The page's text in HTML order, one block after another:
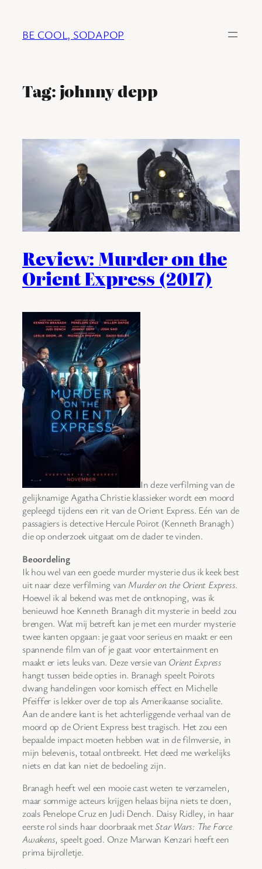
BE COOL, SODAPOP
Tag:johnny depp
Review: Murder on the
Orient Express (2017)
In deze verfilming van de
gelijknamige Agatha Christie klassieker wordt een moord
gepleegd tijdens een rit van de Orient Express. Eén van de
passagiers is detective Hercule Poirot (Kenneth Branagh)
die op onderzoek uitgaat om de dader te vinden.
Beoordeling
Ik hou wel van een goede murder mysterie dus ik keek best
uit naar deze verfilming van Murder on the Orient Express.
Hoewel ik al bekend was met de ontknoping, was ik
benieuwd hoe Kenneth Branagh dit mysterie in beeld zou
brengen. Wat mij betreft kan je met een murder mysterie
twee kanten opgaan: je gaat voor serieus en maakt er een
spannende film van of je gaat voor entertainment en
maakt er iets leuks van. Deze versie van Orient Express
hangt tussen beide opties in. Branagh speelt Poirots
dwang handelingen voor komisch effect en Michelle
Pfeiffer is lekker over de top als Amerikaanse socialite.
Aan de andere kant is het achterliggende verhaal van de
moord op de Orient Express best tragisch. Het zou een
bepaalde impact moeten hebben wat in de filmversie, in
mijn belevenis, totaal ontbreekt. Het deed me werkelijks
niets en dat kan niet de bedoeling zijn.
Branagh heeft wel een mooie cast weten te verzamelen,
maar sommige acteurs krijgen helaas bijna niets te doen,
zoals Penelope Cruz en Judi Dench. Daisy Ridley, in haar
eerste rol sinds haar doorbraak metStar Wars: The Force
Awakens, speelt goed. Onze Marwan Kenzari heeft een
prima bijrolletje.